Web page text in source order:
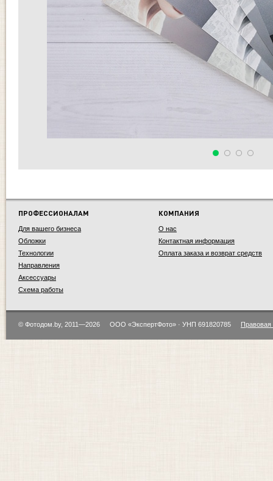
ПРОФЕССИОНАЛАМ
Для вашего бизнеса
Обложки
Технологии
Направления
Аксессуары
Схема работы
КОМПАНИЯ
О нас
Контактная информация
Оплата заказа и возврат средств
© Фотодом.by, 2011—2026 ООО «ЭкспертФото» · УНП 691820785